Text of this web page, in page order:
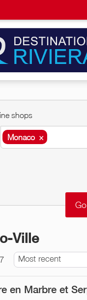
shops
Monaco ×
Ville
Most recent
en Marbre et